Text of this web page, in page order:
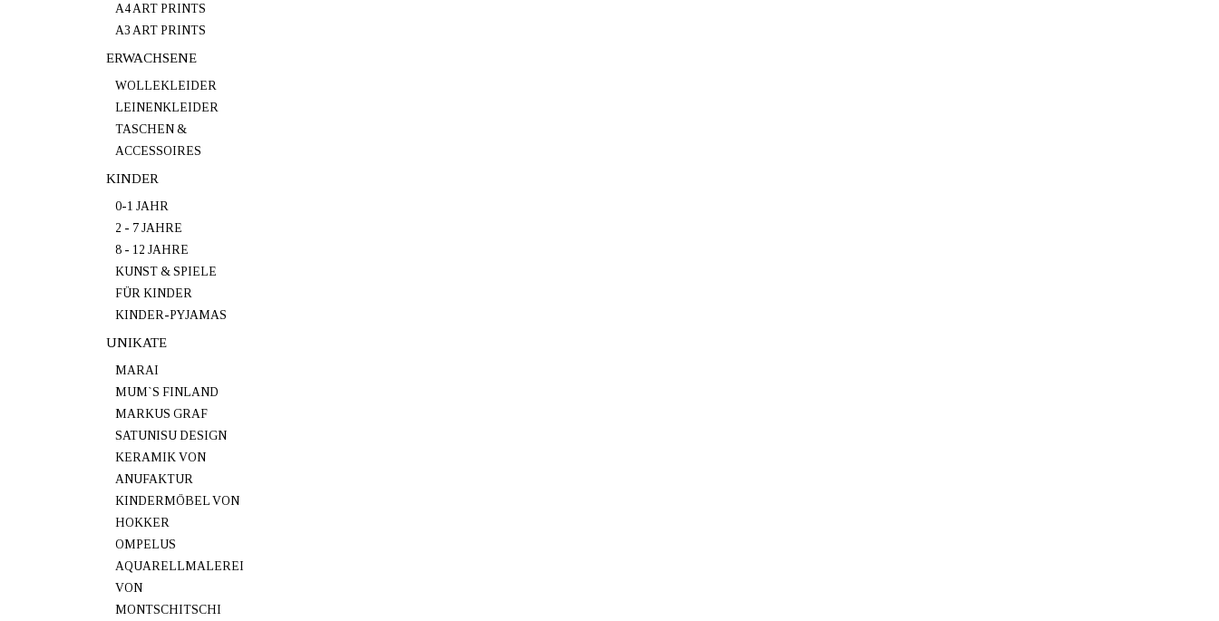
A4 ART PRINTS
A3 ART PRINTS
ERWACHSENE
WOLLEKLEIDER
LEINENKLEIDER
TASCHEN &
ACCESSOIRES
KINDER
0-1 JAHR
2 - 7 JAHRE
8 - 12 JAHRE
KUNST & SPIELE
FÜR KINDER
KINDER-PYJAMAS
UNIKATE
MARAI
MUM`S FINLAND
MARKUS GRAF
SATUNISU DESIGN
KERAMIK VON
ANUFAKTUR
KINDERMÖBEL VON
HOKKER
OMPELUS
AQUARELLMALEREI
VON
MONTSCHITSCHI